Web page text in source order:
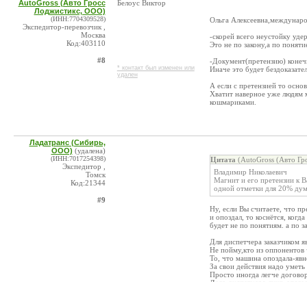
AutoGross (Авто Гросс
Лоджистикс, ООО)
(ИНН:7704309528)
Экспедитор-перевозчик ,
Москва
Код:403110
#8
Белоус Виктор
* контакт был изменен или
удален
Ольга
-скорей всего неустойку
Это не по закону,а по
-Документ(претензию)
Иначе это будет
А если с претензией то
Хватит наверное уже людям
кошмариками.
Ладатранс (Сибирь,
ООО) (удалена)
(ИНН:7017254398)
Экспедитор ,
Томск
Код:21344
#9
Цитата (AutoGross (Авто
Владимир Николаевич
Магнит и его претензии к
одной отметки для 20%
Ну, если Вы считаете, что
и опоздал, то коснётся,
будет не по понятиям. а по
Для диспетчера заказчиком
Не пойму,кто из
То, что машина опоздала-
За свои действия надо
Просто иногда легче